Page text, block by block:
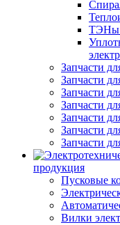
ТЭНы
Запчасти
Запчасти
Запчасти
Запчасти
Запчасти
Запчасти
Запчасти
продукция
Пусковые
Вилки